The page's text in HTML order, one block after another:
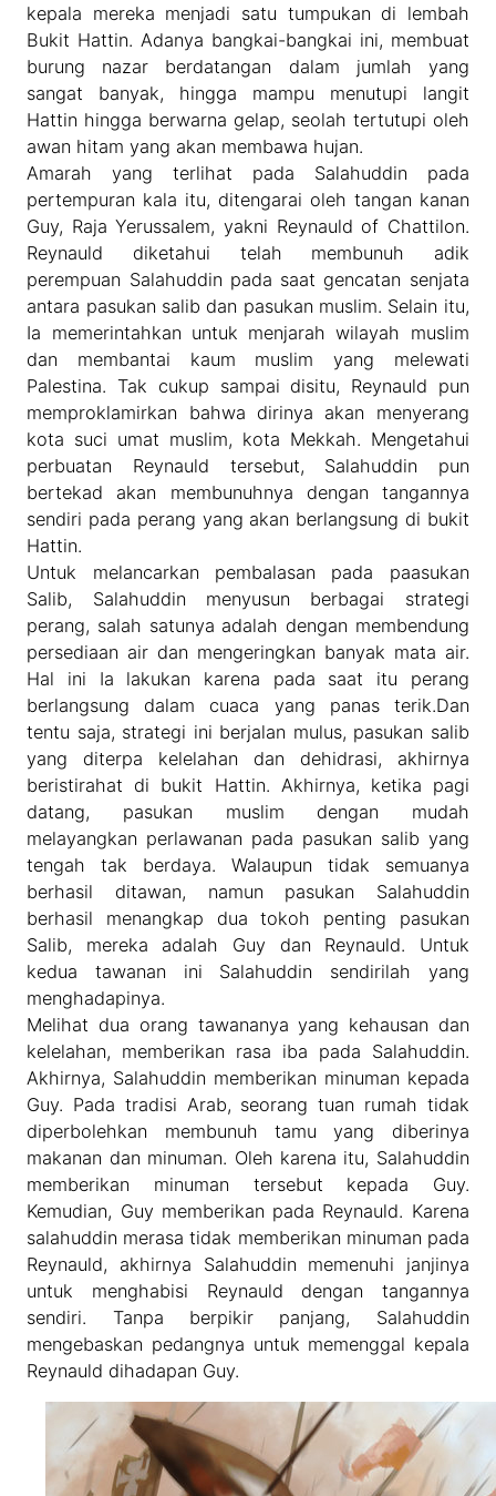
kepala mereka menjadi satu tumpukan di lembah
Bukit Hattin. Adanya bangkai-bangkai ini, membuat
burung nazar berdatangan dalam jumlah yang
sangat banyak, hingga mampu menutupi langit
Hattin hingga berwarna gelap, seolah tertutupi oleh
awan hitam yang akan membawa hujan.
Amarah yang terlihat pada Salahuddin pada
pertempuran kala itu, ditengarai oleh tangan kanan
Guy, Raja Yerussalem, yakni Reynauld of Chattilon.
Reynauld diketahui telah membunuh adik
perempuan Salahuddin pada saat gencatan senjata
antara pasukan salib dan pasukan muslim. Selain itu,
Ia memerintahkan untuk menjarah wilayah muslim
dan membantai kaum muslim yang melewati
Palestina. Tak cukup sampai disitu, Reynauld pun
memproklamirkan bahwa dirinya akan menyerang
kota suci umat muslim, kota Mekkah. Mengetahui
perbuatan Reynauld tersebut, Salahuddin pun
bertekad akan membunuhnya dengan tangannya
sendiri pada perang yang akan berlangsung di bukit
Hattin.
Untuk melancarkan pembalasan pada paasukan
Salib, Salahuddin menyusun berbagai strategi
perang, salah satunya adalah dengan membendung
persediaan air dan mengeringkan banyak mata air.
Hal ini Ia lakukan karena pada saat itu perang
berlangsung dalam cuaca yang panas terik.Dan
tentu saja, strategi ini berjalan mulus, pasukan salib
yang diterpa kelelahan dan dehidrasi, akhirnya
beristirahat di bukit Hattin. Akhirnya, ketika pagi
datang, pasukan muslim dengan mudah
melayangkan perlawanan pada pasukan salib yang
tengah tak berdaya. Walaupun tidak semuanya
berhasil ditawan, namun pasukan Salahuddin
berhasil menangkap dua tokoh penting pasukan
Salib, mereka adalah Guy dan Reynauld. Untuk
kedua tawanan ini Salahuddin sendirilah yang
menghadapinya.
Melihat dua orang tawananya yang kehausan dan
kelelahan, memberikan rasa iba pada Salahuddin.
Akhirnya, Salahuddin memberikan minuman kepada
Guy. Pada tradisi Arab, seorang tuan rumah tidak
diperbolehkan membunuh tamu yang diberinya
makanan dan minuman. Oleh karena itu, Salahuddin
memberikan minuman tersebut kepada Guy.
Kemudian, Guy memberikan pada Reynauld. Karena
salahuddin merasa tidak memberikan minuman pada
Reynauld, akhirnya Salahuddin memenuhi janjinya
untuk menghabisi Reynauld dengan tangannya
sendiri. Tanpa berpikir panjang, Salahuddin
mengebaskan pedangnya untuk memenggal kepala
Reynauld dihadapan Guy.